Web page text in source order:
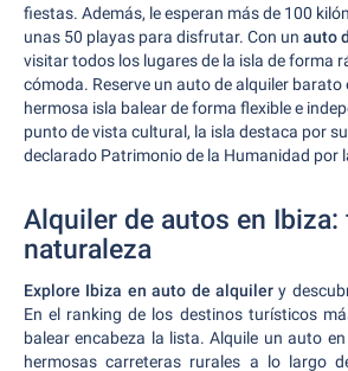
fiestas. Además, le esperan más de 100
unas 50 playas para disfrutar. Con un auto
visitar todos los lugares de la isla de forma
cómoda. Reserve un auto de alquiler barato
hermosa isla balear de forma flexible e
punto de vista cultural, la isla destaca por
declarado Patrimonio de la Humanidad por
Alquiler de autos en Ibiza:
naturaleza
Explore Ibiza en auto de alquiler y
En el ranking de los destinos turísticos
balear encabeza la lista. Alquile un auto
hermosas carreteras rurales a lo largo